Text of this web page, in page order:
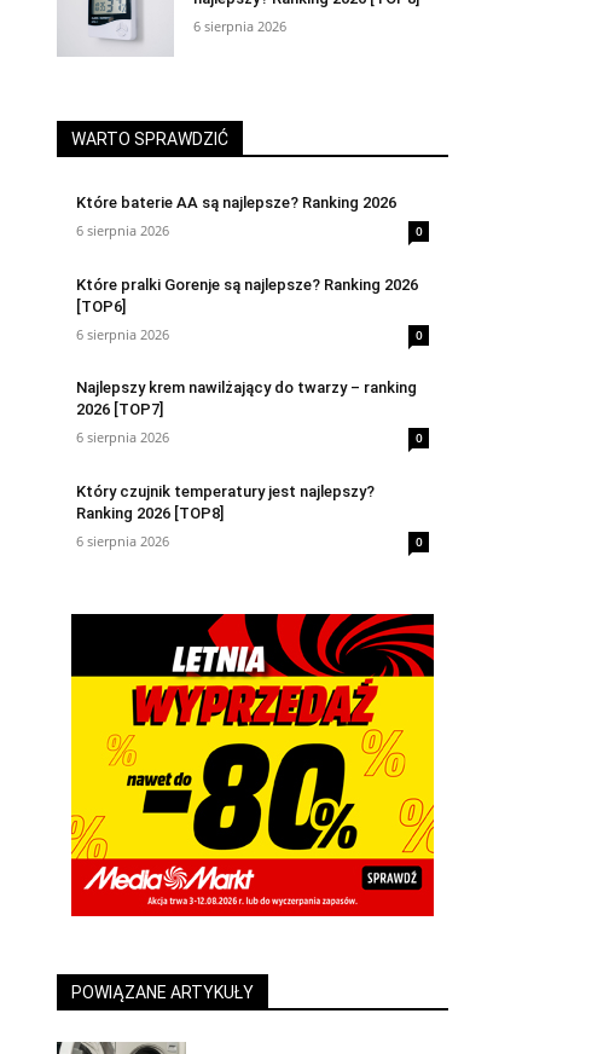
6 sierpnia 2026
WARTO SPRAWDZIĆ
Które baterie AA są najlepsze? Ranking 2026
6 sierpnia 2026
0
Które pralki Gorenje są najlepsze? Ranking 2026
[TOP6]
6 sierpnia 2026
0
Najlepszy krem nawilżający do twarzy – ranking
2026 [TOP7]
6 sierpnia 2026
0
Który czujnik temperatury jest najlepszy?
Ranking 2026 [TOP8]
6 sierpnia 2026
0
POWIĄZANE ARTYKUŁY